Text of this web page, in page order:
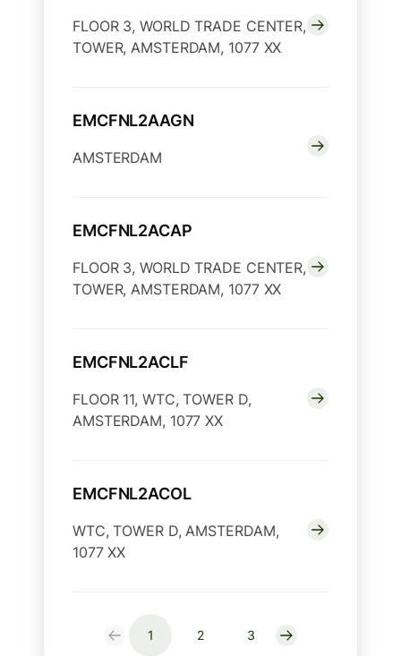
FLOOR 3, WORLD TRADE CENTER,
TOWER, AMSTERDAM, 1077 XX
EMCFNL2AAGN
AMSTERDAM
EMCFNL2ACAP
FLOOR 3, WORLD TRADE CENTER,
TOWER, AMSTERDAM, 1077 XX
EMCFNL2ACLF
FLOOR 11, WTC, TOWER D,
AMSTERDAM, 1077 XX
EMCFNL2ACOL
WTC, TOWER D, AMSTERDAM,
1077 XX
1 2 3